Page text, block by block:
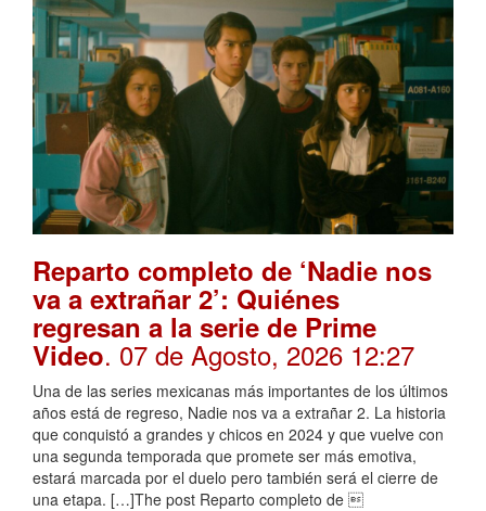
Reparto completo de ‘Nadie nos
va a extrañar 2’: Quiénes
regresan a la serie de Prime
Video. 07 de Agosto, 2026 12:27
Una de las series mexicanas más importantes de los últimos
años está de regreso, Nadie nos va a extrañar 2. La historia
que conquistó a grandes y chicos en 2024 y que vuelve con
una segunda temporada que promete ser más emotiva,
estará marcada por el duelo pero también será el cierre de
una etapa. […]The post Reparto completo de 